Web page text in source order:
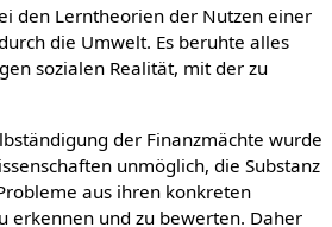
den Lerntheorien der Nutzen einer
die Umwelt. Es beruhte alles
sozialen Realität, mit der zu
der Finanzmächte wurde
unmöglich, die Substanz
aus ihren konkreten
erkennen und zu bewerten. Daher